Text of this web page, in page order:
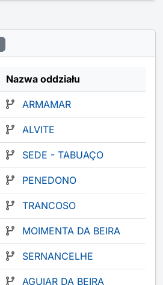
Nazwa oddziału
ARMAMAR
ALVITE
SEDE - TABUAÇO
PENEDONO
TRANCOSO
MOIMENTA DA BEIRA
SERNANCELHE
AGUIAR DA BEIRA